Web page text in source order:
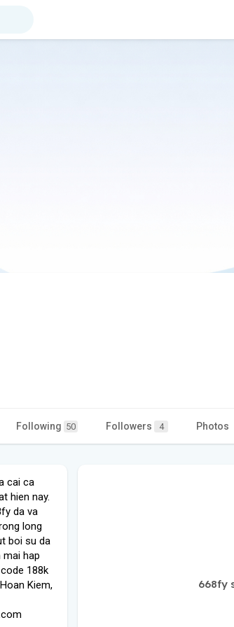
Following 50 Followers 4 Photos
cai ca
hien nay.
da va
long
boi su da
mai hap
188k
Kiem,
668fy